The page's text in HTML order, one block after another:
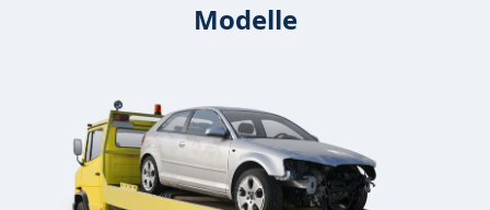
Modelle